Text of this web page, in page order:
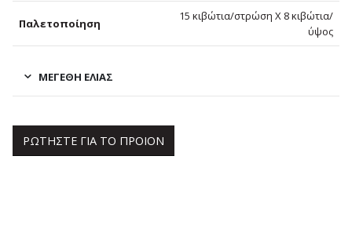
Παλετοποίηση
15 κιβώτια/στρώση Χ 8 κιβώτια/
ύψος
ΜΕΓΈΘΗ ΕΛΙΆΣ
ΡΩΤΗΣΤΕ ΓΙΑ ΤΟ ΠΡΟΙΟΝ